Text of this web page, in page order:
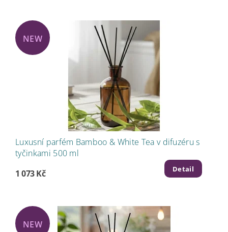
NEW
Luxusní parfém Bamboo & White Tea v difuzéru s
tyčinkami 500 ml
1 073 Kč
Detail
NEW